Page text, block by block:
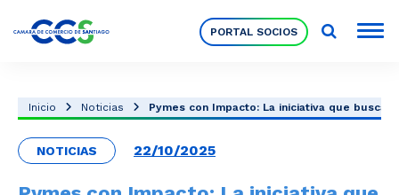
PORTAL SOCIOS
Nuestra Institución
Inicio Noticias Pymes con Impacto: La iniciativa que busca
NOTICIAS 22/10/2025